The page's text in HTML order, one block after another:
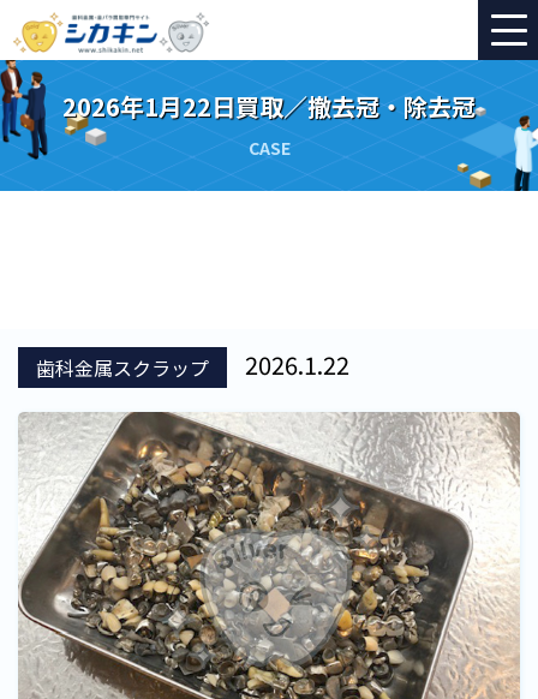
2026年1月22日買取／撤去冠・除去冠
CASE
歯科金属スクラップ 2026.1.22